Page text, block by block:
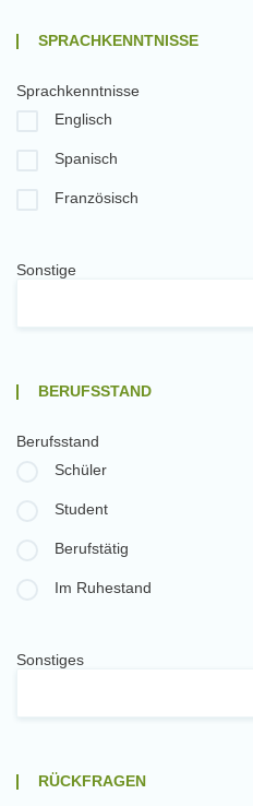
SPRACHKENNTNISSE
Sprachkenntnisse
Englisch
Spanisch
Französisch
Sonstige
BERUFSSTAND
Berufsstand
Schüler
Student
Berufstätig
Im Ruhestand
Sonstiges
RÜCKFRAGEN